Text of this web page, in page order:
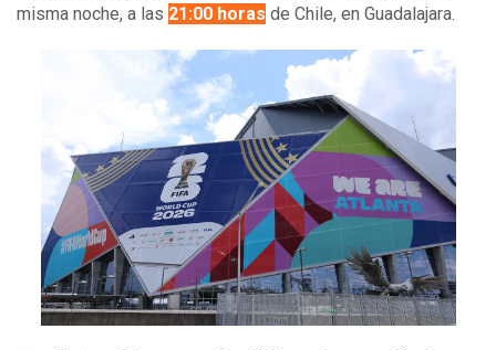
misma noche, a las 21:00 horas de Chile, en Guadalajara.